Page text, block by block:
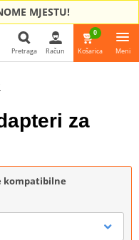
MJESTU!
Pretraga Račun
0
Košarica Meni
za
kompatibilne